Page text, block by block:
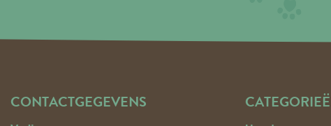
CONTACTGEGEVENS